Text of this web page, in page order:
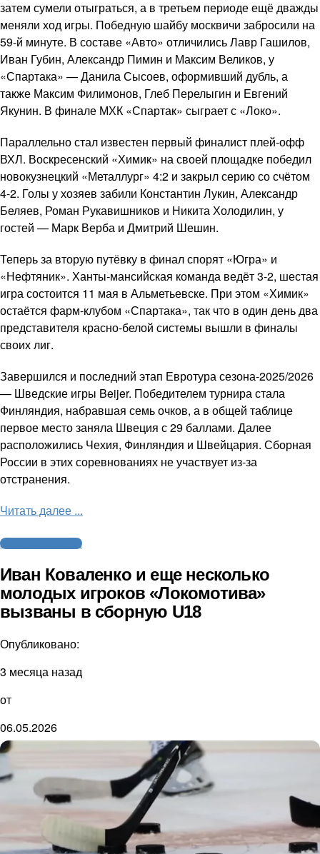
затем сумели отыграться, а в третьем периоде ещё дважды
меняли ход игры. Победную шайбу москвичи забросили на
59-й минуте. В составе «Авто» отличились Лавр Гашилов,
Иван Губин, Александр Пимин и Максим Великов, у
«Спартака» — Данила Сысоев, оформивший дубль, а
также Максим Филимонов, Глеб Перелыгин и Евгений
Якунин. В финале МХК «Спартак» сыграет с «Локо».
Параллельно стал известен первый финалист плей-офф
ВХЛ. Воскресенский «Химик» на своей площадке победил
новокузнецкий «Металлург» 4:2 и закрыл серию со счётом
4-2. Голы у хозяев забили Константин Лукин, Александр
Беляев, Роман Рукавишников и Никита Холодилин, у
гостей — Марк Верба и Дмитрий Шешин.
Теперь за вторую путёвку в финал спорят «Югра» и
«Нефтяник». Ханты-мансийская команда ведёт 3-2, шестая
игра состоится 11 мая в Альметьевске. При этом «Химик»
остаётся фарм-клубом «Спартака», так что в один день два
представителя красно-белой системы вышли в финалы
своих лиг.
Завершился и последний этап Евротура сезона-2025/2026
— Шведские игры Beijer. Победителем турнира стала
Финляндия, набравшая семь очков, а в общей таблице
первое место заняла Швеция с 29 баллами. Далее
расположились Чехия, Финляндия и Швейцария. Сборная
России в этих соревнованиях не участвует из-за
отстранения.
Читать далее ...
Молодежный хоккей
Иван Коваленко и еще несколько
молодых игроков «Локомотива»
вызваны в сборную U18
Опубликовано:
3 месяца назад
от
06.05.2026